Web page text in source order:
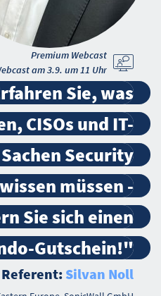
Premium Webcast
am 3.9. um 11 Uhr
Sie, was
CISOs und IT-
Security
müssen -
Sie sich einen
Gutschein!"
Referent: Silvan Noll